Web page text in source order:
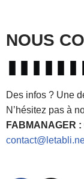
NOUS
Des infos ? Une
N’hésitez pas à
FABMANAGER :